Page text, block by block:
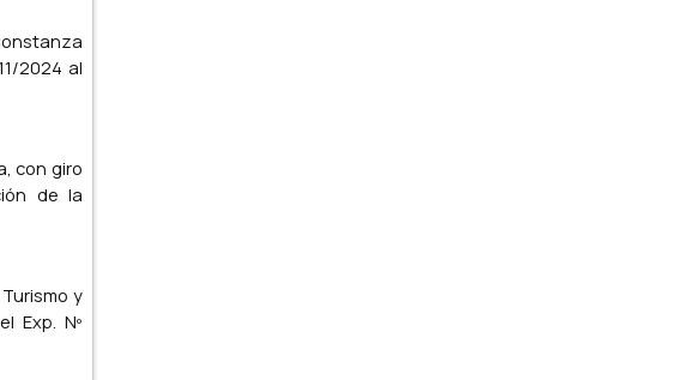
2024 al
con giro
de la
y
Exp. Nº